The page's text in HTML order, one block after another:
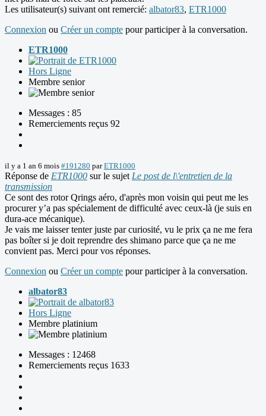
Les utilisateur(s) suivant ont remercié: albator83, ETR1000
Connexion ou Créer un compte pour participer à la conversation.
ETR1000
Hors Ligne
Membre senior
Messages : 85
Remerciements reçus 92
il y a 1 an 6 mois #191280 parETR1000
Réponse de ETR1000 sur le sujet Le post de l\'entretien de la
transmission
Ce sont des rotor Qrings aéro, d'après mon voisin qui peut me les
procurer y’a pas spécialement de difficulté avec ceux-là (je suis en
dura-ace mécanique).
Je vais me laisser tenter juste par curiosité, vu le prix ça ne me fera
pas boîter si je doit reprendre des shimano parce que ça ne me
convient pas. Merci pour vos réponses.
Connexion ou Créer un compte pour participer à la conversation.
albator83
Hors Ligne
Membre platinium
Messages : 12468
Remerciements reçus 1633